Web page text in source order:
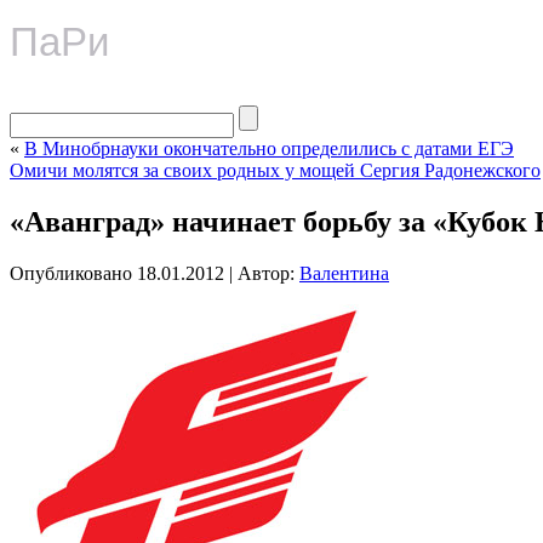
ПаРи
« В Минобрнауки окончательно определились с датами ЕГЭ
Омичи молятся за своих родных у мощей Сергия Радонежского
«Аванград» начинает борьбу за
Опубликовано 18.01.2012 | Автор: Валентина